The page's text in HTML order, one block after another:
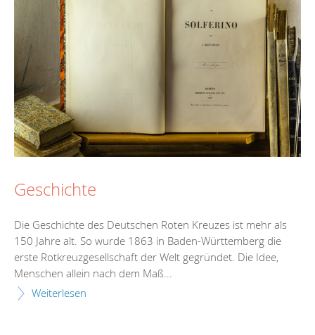
Geschichte
Die Geschichte des Deutschen Roten Kreuzes ist mehr als
150 Jahre alt. So wurde 1863 in Baden-Württemberg die
erste Rotkreuzgesellschaft der Welt gegründet. Die Idee,
Menschen allein nach dem Maß...
Weiterlesen